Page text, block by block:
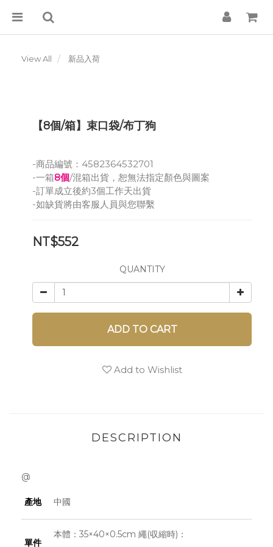
View All 新品入荷
【8個/箱】束口袋/布丁狗
-商品編號：4582364532701
-一箱8個/混箱出貨，恕無法指定顏色與圖案
-訂單成立後約3個工作天出貨
-如缺貨將由客服人員與您聯繫
NT$552
QUANTITY
ADD TO CART
Add to Wishlist
DESCRIPTION
@
產地 中國
單件
本體：35×40×0.5cm 繩(収縮時)：